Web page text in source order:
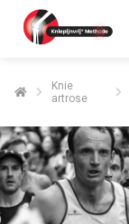
Knie
artrose
policy